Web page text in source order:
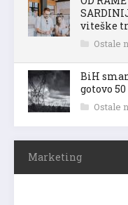
viteške
Ostale
BiH
gotovo
Ostale
Marketing